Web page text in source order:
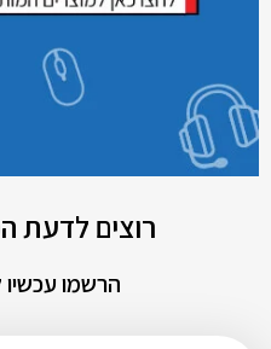
רוצים לדעת
הרשמו עכשיו